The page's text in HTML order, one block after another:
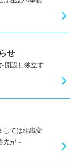
せ
開設し独立す
しては組織変
先が～